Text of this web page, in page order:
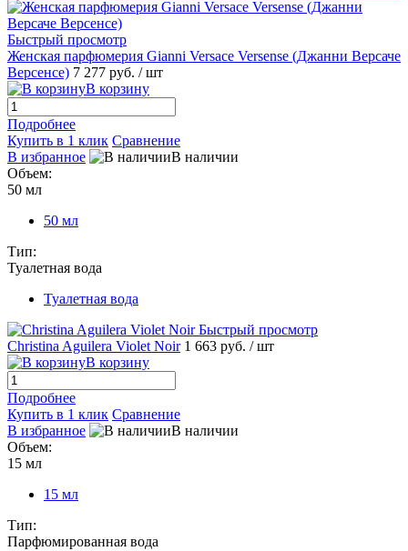
Быстрый просмотр
Женская парфюмерия Gianni Versace Versense (Джанни Версаче
Версенсе) 7 277 руб. / шт
В корзину
Подробнее
Купить в 1 клик Сравнение
В избранное
В наличии
Объем:
50 мл
50 мл
Тип:
Туалетная вода
Туалетная вода
Быстрый просмотр
Christina Aguilera Violet Noir 1 663 руб. / шт
В корзину
Подробнее
Купить в 1 клик Сравнение
В избранное
В наличии
Объем:
15 мл
15 мл
Тип:
Парфюмированная вода